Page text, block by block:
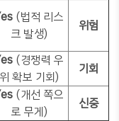
(법적 리스
크 발생) 위험
(경쟁력 우
위 확보 기회)
기회
(개선 쪽으
로 무게) 신중